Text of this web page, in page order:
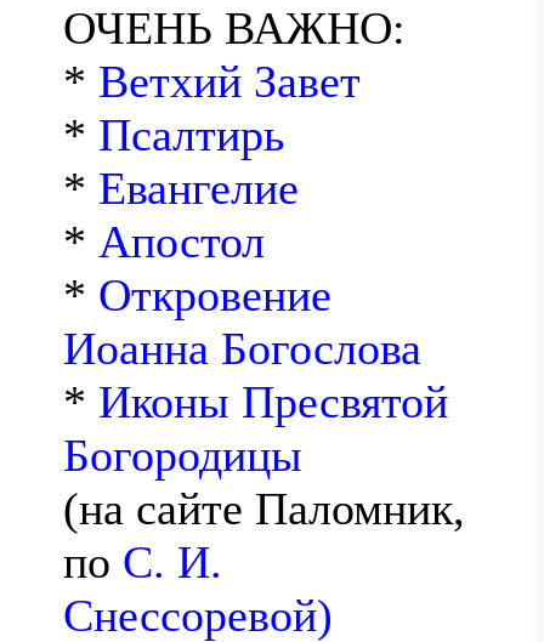
ОЧЕНЬ ВАЖНО:
* Ветхий Завет
* Псалтирь
* Евангелие
* Апостол
* Откровение
Иоанна Богослова
* Иконы Пресвятой
Богородицы
(на сайте Паломник,
по С. И.
Снессоревой)